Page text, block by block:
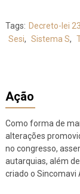
Tags: Decreto-lei
Sesi, Sistema S,
Ação
Como forma de
alterações
no congresso,
autarquias, além
criado o Sincomavi